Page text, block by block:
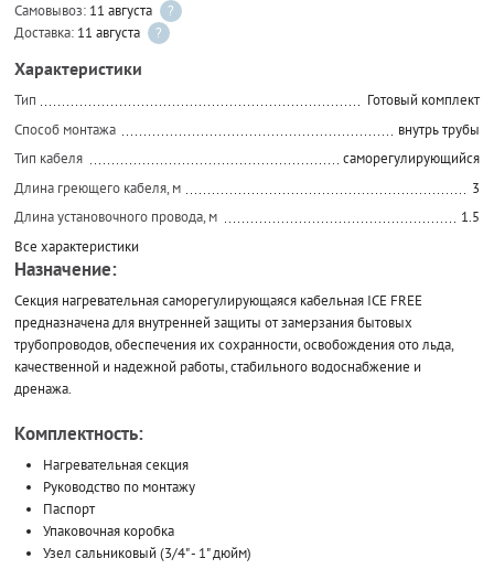
Самовывоз: 11 августа
?
Доставка: 11 августа ?
Характеристики
Тип
Готовый комплект
Способ монтажа
внутрь трубы
Тип кабеля
саморегулирующийся
Длина греющего кабеля, м
3
Длина установочного провода, м
1.5
Все характеристики
Назначение:
Секция нагревательная саморегулирующаяся кабельная ICE FREE
предназначена для внутренней защиты от замерзания бытовых
трубопроводов, обеспечения их сохранности, освобождения ото льда,
качественной и надежной работы, стабильного водоснабжение и
дренажа.
Комплектность:
Нагревательная секция
Руководство по монтажу
Паспорт
Упаковочная коробка
Узел сальниковый (3/4" - 1" дюйм)